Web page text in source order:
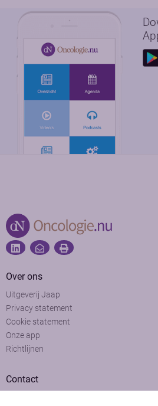
Over ons
Uitgeverij Jaap
Privacy statement
Cookie statement
Onze app
Richtlijnen
Contact